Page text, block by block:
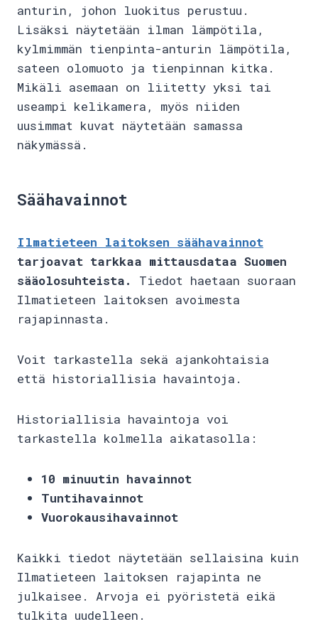
anturin, johon luokitus perustuu.
Lisäksi näytetään ilman lämpötila,
kylmimmän tienpinta-anturin lämpötila,
sateen olomuoto ja tienpinnan kitka.
Mikäli asemaan on liitetty yksi tai
useampi kelikamera, myös niiden
uusimmat kuvat näytetään samassa
näkymässä.
Säähavainnot
Ilmatieteen laitoksen säähavainnot
tarjoavat tarkkaa mittausdataa Suomen
sääolosuhteista.
Tiedot haetaan suoraan
Ilmatieteen laitoksen avoimesta
rajapinnasta.
Voit tarkastella sekä ajankohtaisia
että historiallisia havaintoja.
Historiallisia havaintoja voi
tarkastella kolmella aikatasolla:
10 minuutin havainnot
Tuntihavainnot
Vuorokausihavainnot
Kaikki tiedot näytetään sellaisina kuin
Ilmatieteen laitoksen rajapinta ne
julkaisee. Arvoja ei pyöristetä eikä
tulkita uudelleen.